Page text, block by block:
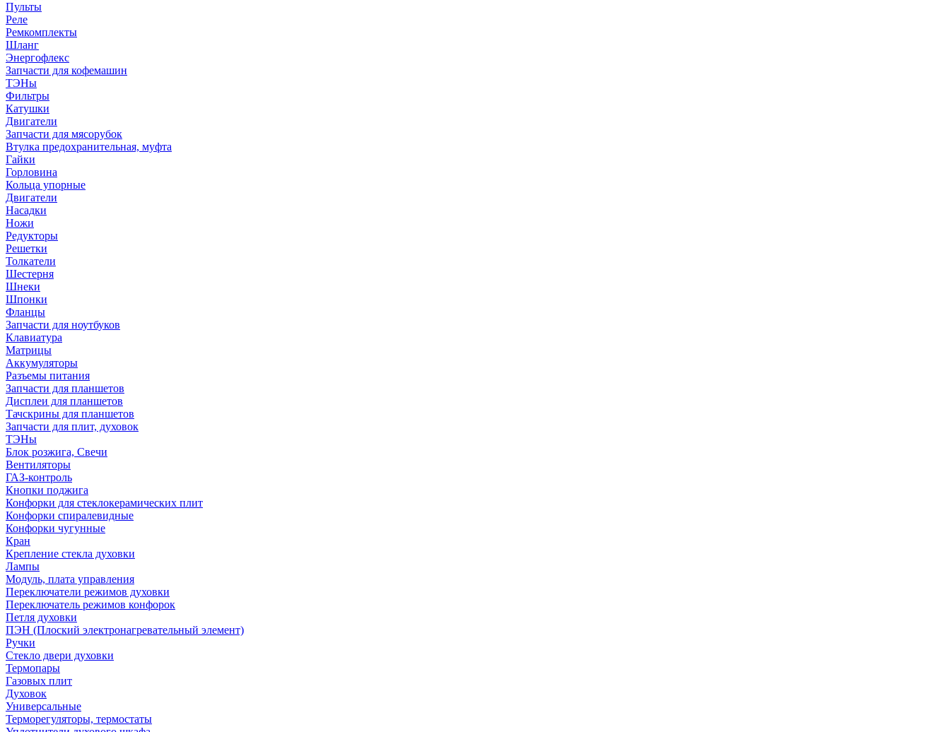
Пульты
Реле
Ремкомплекты
Шланг
Энергофлекс
Запчасти для кофемашин
ТЭНы
Фильтры
Катушки
Двигатели
Запчасти для мясорубок
Втулка предохранительная, муфта
Гайки
Горловина
Кольца упорные
Двигатели
Насадки
Ножи
Редукторы
Решетки
Толкатели
Шестерня
Шнеки
Шпонки
Фланцы
Запчасти для ноутбуков
Клавиатура
Матрицы
Аккумуляторы
Разъемы питания
Запчасти для планшетов
Дисплеи для планшетов
Тачскрины для планшетов
Запчасти для плит, духовок
ТЭНы
Блок розжига, Свечи
Вентиляторы
ГАЗ-контроль
Кнопки поджига
Конфорки для стеклокерамических плит
Конфорки спиралевидные
Конфорки чугунные
Кран
Крепление стекла духовки
Лампы
Модуль, плата управления
Переключатели режимов духовки
Переключатель режимов конфорок
Петля духовки
ПЭН (Плоский электронагревательный элемент)
Ручки
Стекло двери духовки
Термопары
Газовых плит
Духовок
Универсальные
Терморегуляторы, термостаты